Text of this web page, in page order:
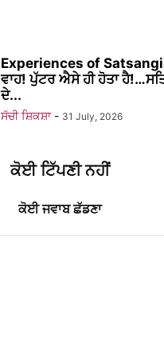
Experiences of
ਵਾਹ! ਪੁੱਟਰ ਐਸੇ ਹੀ ਹੋਤਾ
ਦੇ...
ਸੱਚੀ ਸ਼ਿਕਸ਼ਾ - 31 July, 2026
ਕੋਈ ਟਿੱਪਣੀ ਨਹੀਂ
ਕੋਈ ਜਵਾਬ ਛੱਡਣਾ